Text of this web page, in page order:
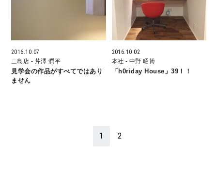
快適な室内環境へのこだわり
生涯続く安心のアフターフォロー
ラインナップ
2016.10.07
三島店 - 芹澤 潤平
見学会の作品がすべてではあり
ません
2016.10.02
本社 - 中野 昭博
「h0riday House」39！！
1 2